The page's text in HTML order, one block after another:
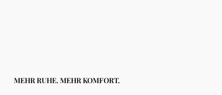
MEHR RUHE. MEHR KOMFORT.